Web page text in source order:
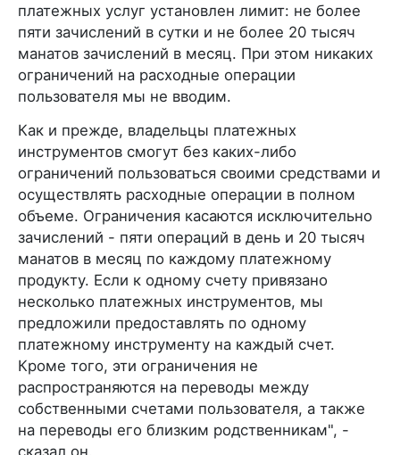
платежных услуг установлен лимит: не более
пяти зачислений в сутки и не более 20 тысяч
манатов зачислений в месяц. При этом никаких
ограничений на расходные операции
пользователя мы не вводим.
Как и прежде, владельцы платежных
инструментов смогут без каких-либо
ограничений пользоваться своими средствами и
осуществлять расходные операции в полном
объеме. Ограничения касаются исключительно
зачислений - пяти операций в день и 20 тысяч
манатов в месяц по каждому платежному
продукту. Если к одному счету привязано
несколько платежных инструментов, мы
предложили предоставлять по одному
платежному инструменту на каждый счет.
Кроме того, эти ограничения не
распространяются на переводы между
собственными счетами пользователя, а также
на переводы его близким родственникам", -
сказал он.